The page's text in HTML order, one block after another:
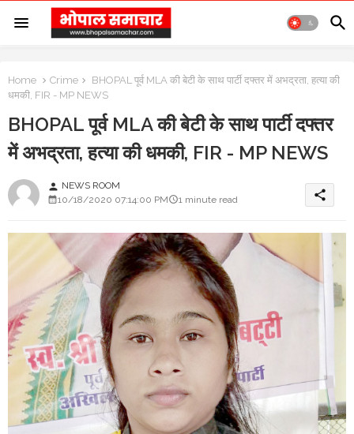
Home Crime
BHOPAL पूर्व MLA की बेटी के साथ पार्टी दफ्तर में अभद्रता, हत्या की
धमकी, FIR - MP NEWS
BHOPAL पूर्व MLA की बेटी के साथ पार्टी दफ्तर
में अभद्रता, हत्या की धमकी, FIR - MP NEWS
person NEWS ROOM
10/18/2020 07:14:00 PM
1 minute read share